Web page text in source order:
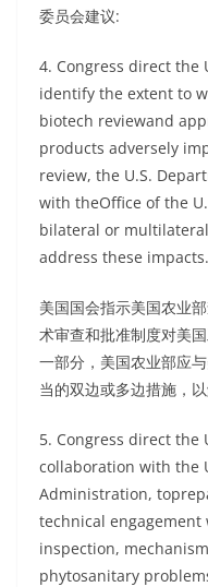
委员会建议:
4. Congress direct the
identify the extent to
biotech reviewand
products adversely
review, the U.S.
with theOffice of the
bilateral or
address these impacts.
美国国会指示美国农业
术审查和批准制度对美
一部分，美国农业部应
当的双边或多边措施，以
5. Congress direct
collaboration with the
Administration,
technical engagement
inspection,
phytosanitary